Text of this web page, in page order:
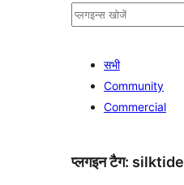
खोजें
सभी
Community
Commercial
प्लगइन टैग: silktide